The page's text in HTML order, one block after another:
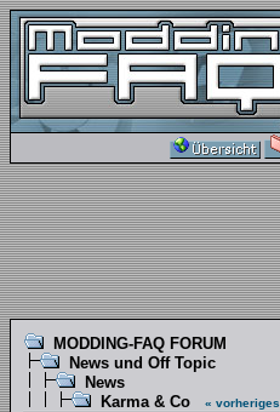
MODDING-FAQ FORUM
News und Off Topic
News
Karma & Co
« vorheriges